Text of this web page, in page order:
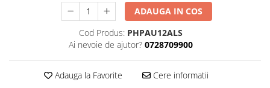
Perne copii si mamici
Protectii saltea
Comode copii
ADAUGA IN COS
Cod Produs: PHPAU12ALS
Ai nevoie de ajutor? 0728709900
Adauga la Favorite Cere informatii